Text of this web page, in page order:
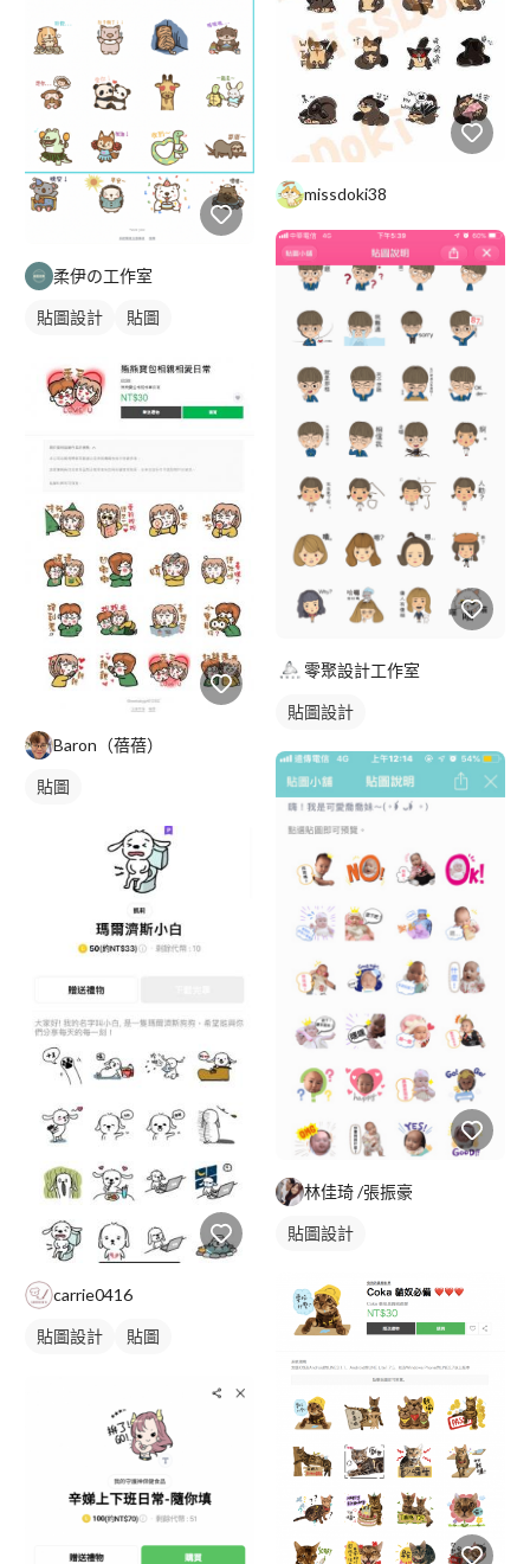
柔伊の工作室
貼圖設計 貼圖
Baron（蓓蓓）
貼圖
carrie0416
貼圖設計 貼圖
missdoki38
零聚設計工作室
貼圖設計
林佳琦 /張振豪
貼圖設計